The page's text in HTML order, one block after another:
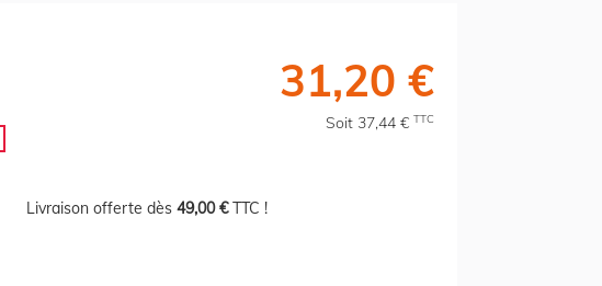
31,20 €
Soit 37,44 € TTC
Livraison offerte dès 49,00 €TTC !